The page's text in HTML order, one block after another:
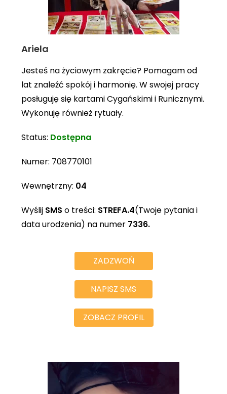
Ariela
Jesteś na życiowym zakręcie? Pomagam od
lat znaleźć spokój i harmonię. W swojej pracy
posługuję się kartami Cygańskimi i Runicznymi.
Wykonuję również rytuały.
Status: Dostępna
Numer: 708770101
Wewnętrzny: 04
Wyślij SMS o treści: STREFA.4(Twoje pytania i
data urodzenia) na numer 7336.
ZADZWOŃ
NAPISZ SMS
ZOBACZ PROFIL